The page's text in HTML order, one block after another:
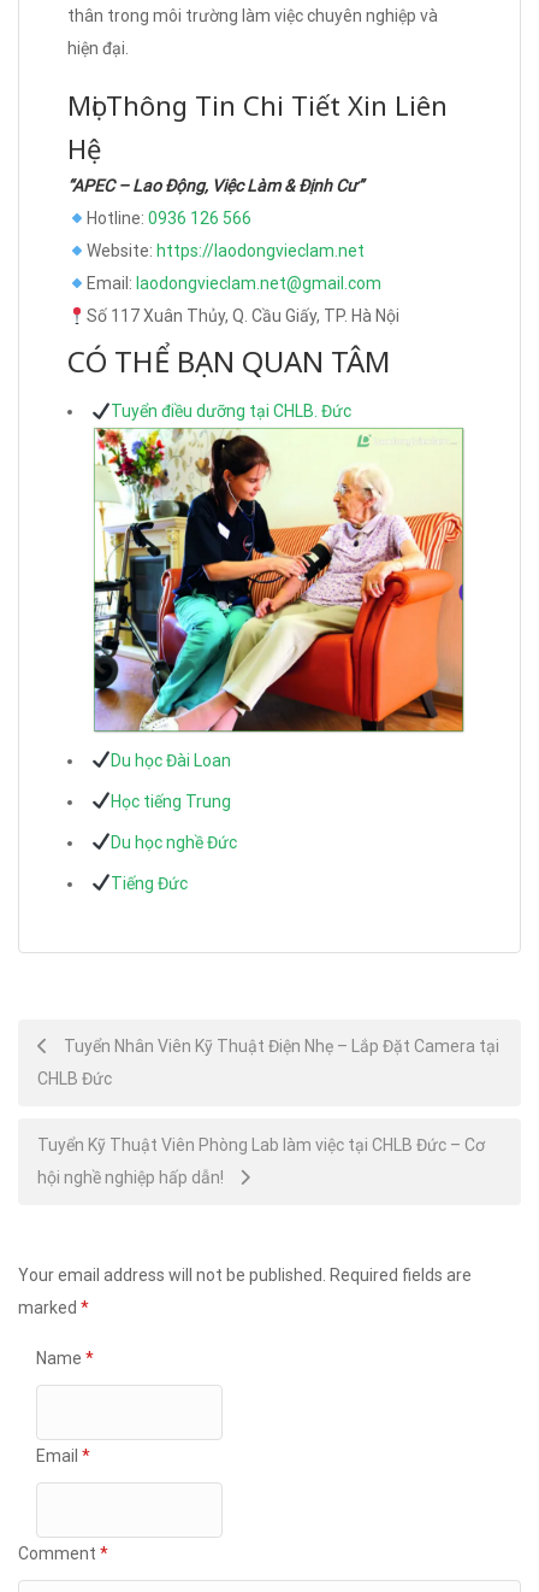
thân trong môi trường làm việc chuyên nghiệp và
hiện đại.
Mọi Thông Tin Chi Tiết Xin Liên
Hệ
“APEC – Lao Động, Việc Làm & Định Cư”
Hotline: 0936 126 566
Website: https://laodongvieclam.net
Email: laodongvieclam.net@gmail.com
Số 117 Xuân Thủy, Q. Cầu Giấy, TP. Hà Nội
CÓ THỂ BẠN QUAN TÂM
Tuyển điều dưỡng tại CHLB. Đức
Du học Đài Loan
Học tiếng Trung
Du học nghề Đức
Tiếng Đức
Post
navigation
Tuyển Nhân Viên Kỹ Thuật Điện Nhẹ – Lắp Đặt Camera tại
CHLB Đức
Tuyển Kỹ Thuật Viên Phòng Lab làm việc tại CHLB Đức – Cơ
hội nghề nghiệp hấp dẫn!
Your email address will not be published.
Required fields are
marked *
Name *
Email *
Comment *